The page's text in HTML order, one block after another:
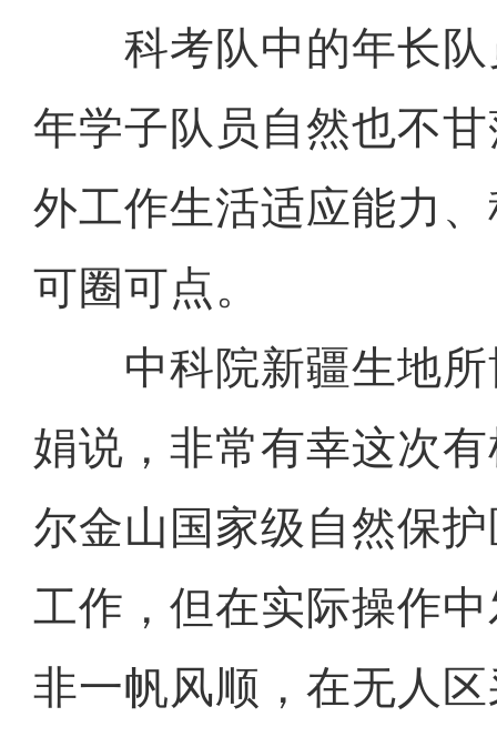
科考队中的年长队
年学子队员自然也不
外工作生活适应能力
可圈可点。
中科院新疆生地所
娟说，非常有幸这次
尔金山国家级自然保
工作，但在实际操作
非一帆风顺，在无人